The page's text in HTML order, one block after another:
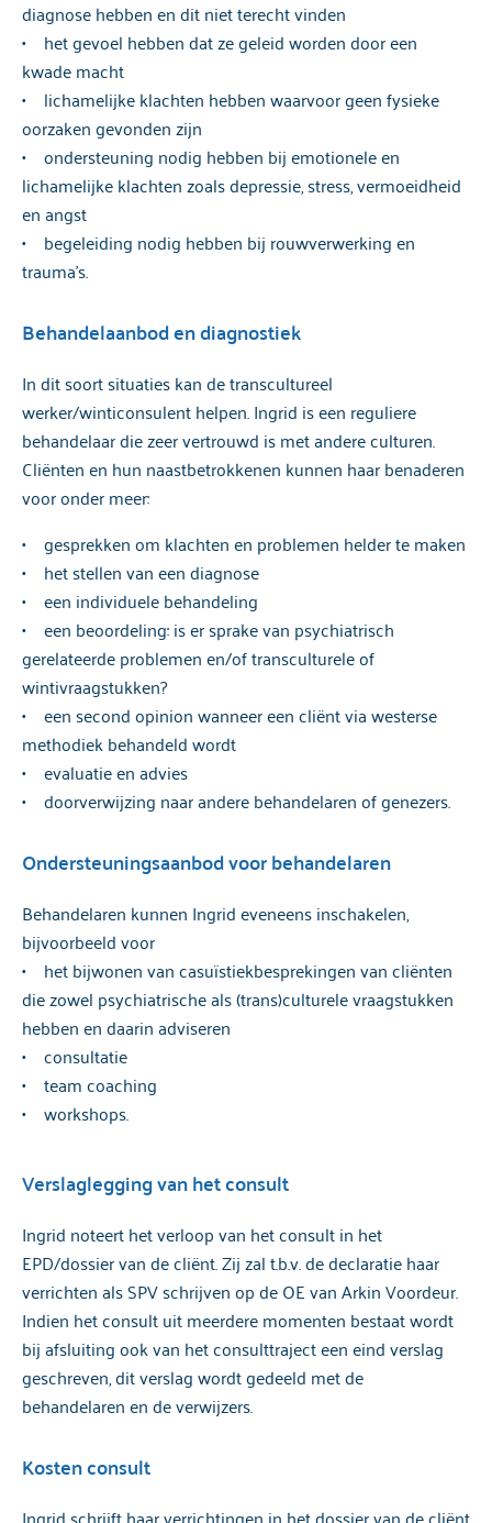
diagnose hebben en dit niet terecht vinden
• het gevoel hebben dat ze geleid worden door een
kwade macht
• lichamelijke klachten hebben waarvoor geen fysieke
oorzaken gevonden zijn
• ondersteuning nodig hebben bij emotionele en
lichamelijke klachten zoals depressie, stress, vermoeidheid
en angst
• begeleiding nodig hebben bij rouwverwerking en
trauma’s.
Behandelaanbod en diagnostiek
In dit soort situaties kan de transcultureel
werker/winticonsulent helpen. Ingrid is een reguliere
behandelaar die zeer vertrouwd is met andere culturen.
Cliënten en hun naastbetrokkenen kunnen haar benaderen
voor onder meer:
• gesprekken om klachten en problemen helder te maken
• het stellen van een diagnose
• een individuele behandeling
• een beoordeling: is er sprake van psychiatrisch
gerelateerde problemen en/of transculturele of
wintivraagstukken?
• een second opinion wanneer een cliënt via westerse
methodiek behandeld wordt
• evaluatie en advies
• doorverwijzing naar andere behandelaren of genezers.
Ondersteuningsaanbod voor behandelaren
Behandelaren kunnen Ingrid eveneens inschakelen,
bijvoorbeeld voor
• het bijwonen van casuïstiekbesprekingen van cliënten
die zowel psychiatrische als (trans)culturele vraagstukken
hebben en daarin adviseren
• consultatie
• team coaching
• workshops.
Verslaglegging van het consult
Ingrid noteert het verloop van het consult in het
EPD/dossier van de cliënt. Zij zal t.b.v. de declaratie haar
verrichten als SPV schrijven op de OE van Arkin Voordeur.
Indien het consult uit meerdere momenten bestaat wordt
bij afsluiting ook van het consulttraject een eind verslag
geschreven, dit verslag wordt gedeeld met de
behandelaren en de verwijzers.
Kosten consult